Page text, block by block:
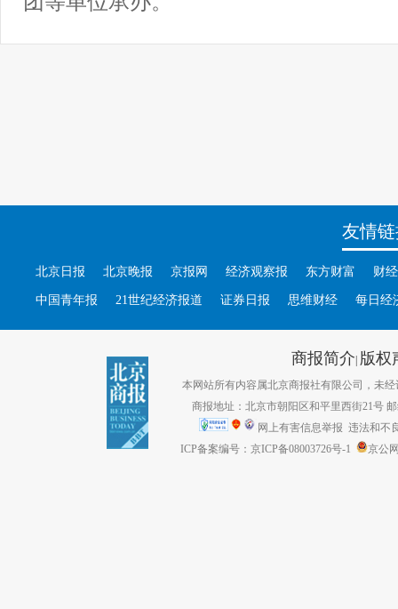
友情
北京日报 北京晚报 京报网 经济观察报 东方财富 财
中国青年报 21世纪经济报道 证券日报 思维财经 每日经
商报简介| 版权
本网站所有内容属北京商报社有限公司，未经
商报地址：北京市朝阳区和平里西街21号
网上有害信息举报 违法和不
ICP备案编号：京ICP备08003726号-1
京公